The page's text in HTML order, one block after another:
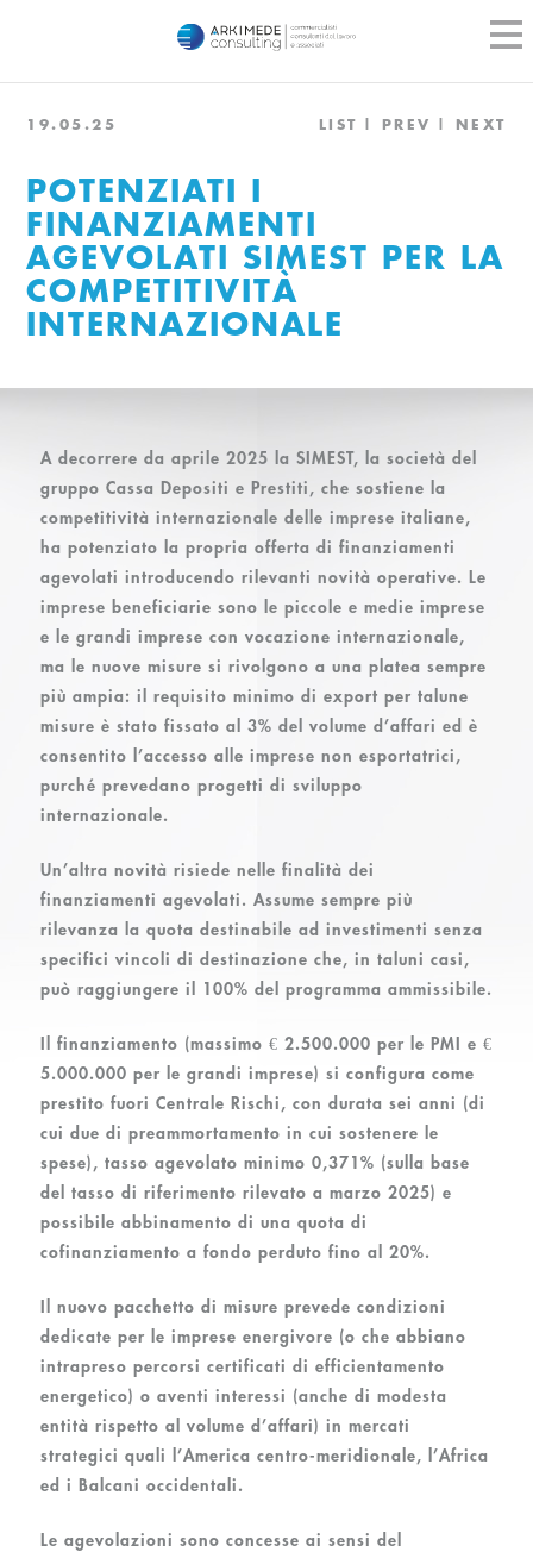
19.05.25
POTENZIATI I
FINANZIAMENTI
AGEVOLATI SIMEST PER LA
COMPETITIVITÀ
INTERNAZIONALE
LIST PREV NEXT
A decorrere da aprile 2025 la SIMEST, la società del
gruppo Cassa Depositi e Prestiti, che sostiene la
competitività internazionale delle imprese italiane,
ha potenziato la propria offerta di finanziamenti
agevolati introducendo rilevanti novità operative. Le
imprese beneficiarie sono le piccole e medie imprese
e le grandi imprese con vocazione internazionale,
ma le nuove misure si rivolgono a una platea sempre
più ampia: il requisito minimo di export per talune
misure è stato fissato al 3% del volume d’affari ed è
consentito l’accesso alle imprese non esportatrici,
purché prevedano progetti di sviluppo
internazionale.
Un’altra novità risiede nelle finalità dei
finanziamenti agevolati. Assume sempre più
rilevanza la quota destinabile ad investimenti senza
specifici vincoli di destinazione che, in taluni casi,
può raggiungere il 100% del programma ammissibile.
Il finanziamento (massimo € 2.500.000 per le PMI e €
5.000.000 per le grandi imprese) si configura come
prestito fuori Centrale Rischi, con durata sei anni (di
cui due di preammortamento in cui sostenere le
spese), tasso agevolato minimo 0,371% (sulla base
del tasso di riferimento rilevato a marzo 2025) e
possibile abbinamento di una quota di
cofinanziamento a fondo perduto fino al 20%.
Il nuovo pacchetto di misure prevede condizioni
dedicate per le imprese energivore (o che abbiano
intrapreso percorsi certificati di efficientamento
energetico) o aventi interessi (anche di modesta
entità rispetto al volume d’affari) in mercati
strategici quali l’America centro-meridionale, l’Africa
ed i Balcani occidentali.
Le agevolazioni sono concesse ai sensi del